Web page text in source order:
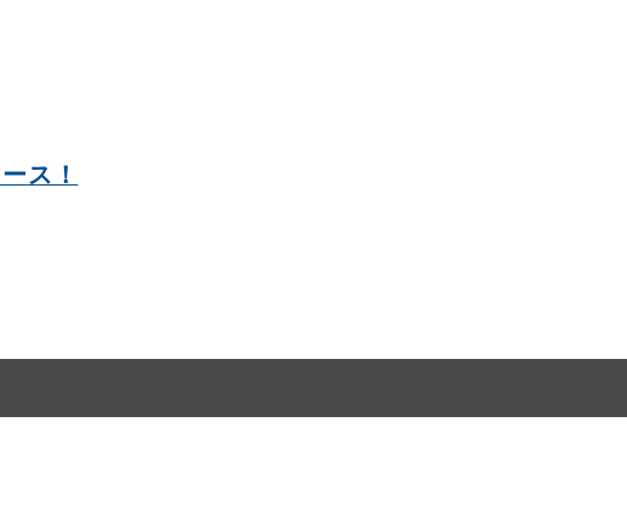
ス！